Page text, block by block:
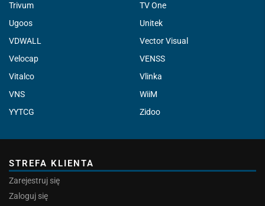
Trivum
TV One
Ugoos
Unitek
VDWALL
Vector Visual
Velocap
VENSS
Vitalco
Vlinka
VNS
WiiM
YYTCG
Zidoo
STREFA KLIENTA
Zarejestruj się
Zaloguj się